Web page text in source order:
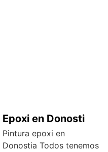
Epoxi en Donosti
Pintura epoxi en
Donostia Todos tenemos